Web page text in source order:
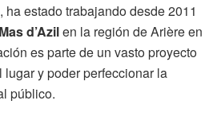
, ha estado trabajando desde 2011
d’Azilen la región de Arière en
es parte de un vasto proyecto
y poder perfeccionar la
público.